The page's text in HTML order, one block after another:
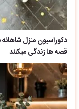
دکوراسیون منزل
قصه ها زندگی میکنند